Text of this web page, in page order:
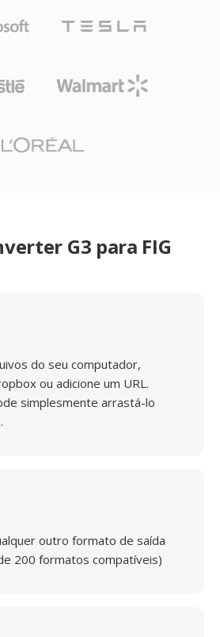
G3 para FIG
do seu computador,
ou adicione um URL.
simplesmente arrastá-lo
outro formato de saída
200 formatos compatíveis)